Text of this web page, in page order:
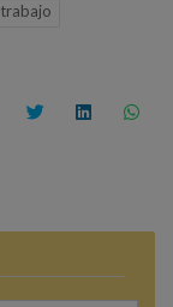
trabajo